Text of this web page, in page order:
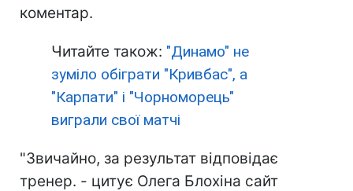
коментар.
Читайте також: "Динамо" не
зуміло обіграти "Кривбас", а
"Карпати" і "Чорноморець"
виграли свої матчі
"Звичайно, за результат відповідає
тренер. - цитує Олега Блохіна сайт